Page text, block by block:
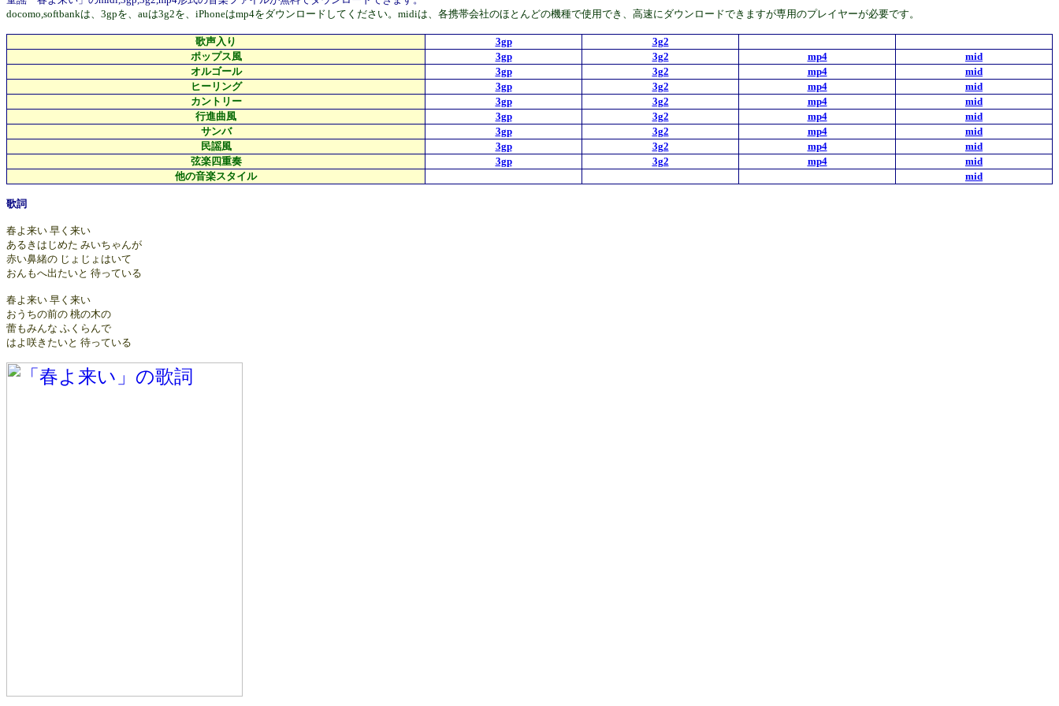
docomo,softbankは、3gpを、auは3g2を、iPhoneはmp4をダウンロードしてください。midiは、各携帯会社のほとんどの機種で使用でき、高速にダウンロードできますが専用のプレイヤーが必要です。
歌声入り 3gp
3g2
ポップス風
3gp 3g2 mp4
mid
オルゴール
3gp 3g2 mp4
mid
ヒーリング
3gp 3g2 mp4
mid
カントリー
3gp 3g2 mp4
mid
行進曲風
3gp 3g2 mp4
mid
サンバ
3gp 3g2 mp4
mid
民謡風
3gp 3g2 mp4
mid
弦楽四重奏
3gp 3g2 mp4
mid
他の音楽スタイル
mid
歌詞
春よ来い 早く来い
あるきはじめた みいちゃんが
赤い鼻緒の じょじょはいて
おんもへ出たいと 待っている
春よ来い 早く来い
おうちの前の 桃の木の
蕾もみんな ふくらんで
はよ咲きたいと 待っている